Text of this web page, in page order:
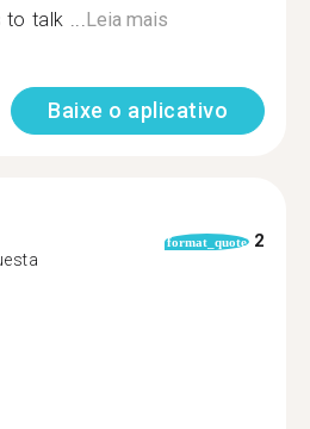
talk ... Leia mais
Baixe o aplicativo
format_quote 2